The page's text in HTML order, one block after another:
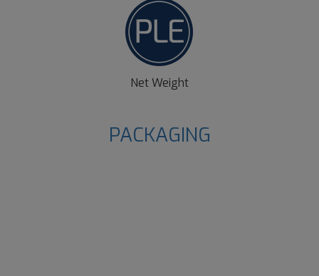
Net Weight
PACKAGING